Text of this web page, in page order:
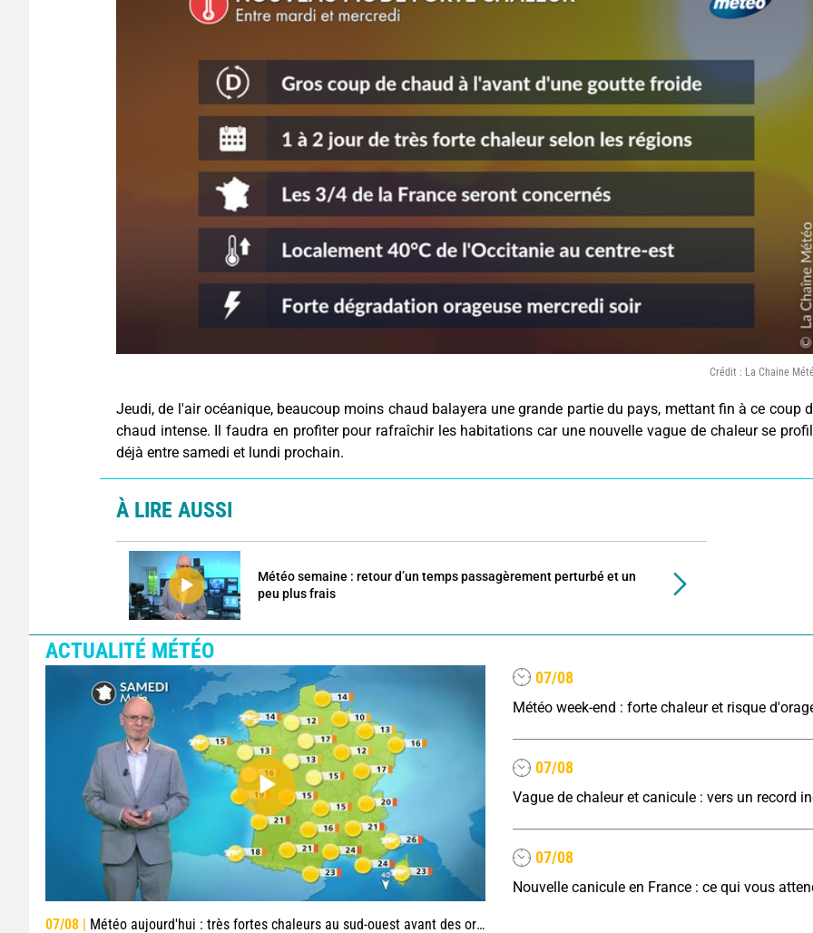
Crédit : La Chaine
Jeudi, de l'air océanique, beaucoup moins chaud balayera une grande partie du pays, mettant fin à ce coup
chaud intense. Il faudra en profiter pour rafraîchir les habitations car une nouvelle vague de chaleur se
déjà entre samedi et lundi prochain.
À LIRE AUSSI
Météo semaine : retour d’un temps passagèrement perturbé et un
peu plus frais
ACTUALITÉ MÉTÉO
07/08 | Météo aujourd'hui : très fortes chaleurs au sud-ouest avant des orages, jusqu'à 39°C
07/08
Météo week-end : forte chaleur et risque
07/08
07/08
Nouvelle canicule en France : ce qui vous